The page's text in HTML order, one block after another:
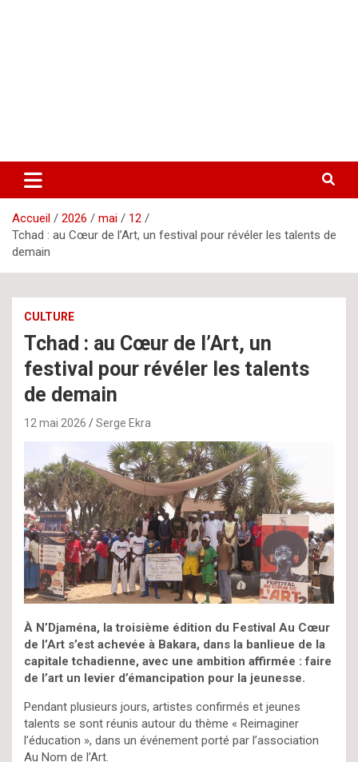
Accueil 2026 mai
12
Tchad : au Cœur de l’Art, un festival pour révéler les talents de
demain
CULTURE
Tchad : au Cœur de l’Art, un
festival pour révéler les talents
de demain
12 mai 2026 Serge Ekra
À N’Djaména, la troisième édition du Festival Au Cœur
de l’Art s’est achevée à Bakara, dans la banlieue de la
capitale tchadienne, avec une ambition affirmée : faire
de l’art un levier d’émancipation pour la jeunesse.
Pendant plusieurs jours, artistes confirmés et jeunes
talents se sont réunis autour du thème « Reimaginer
l’éducation », dans un événement porté par l’association
Au Nom de l’Art.